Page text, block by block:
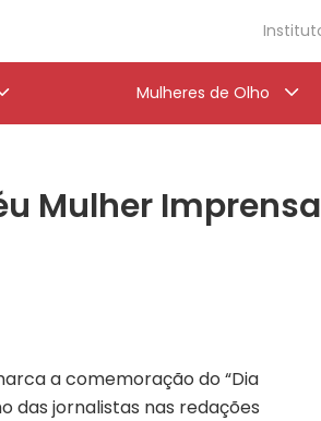
Mulheres de Olho
Mulher Imprensa
a comemoração do “Dia
das jornalistas nas redações